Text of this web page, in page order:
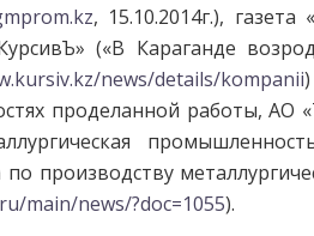
, 15.10.2014г.),
(«В Караганде
news/details/kompanii
проделанной работы, АО
производству
main/news/?doc=1055).